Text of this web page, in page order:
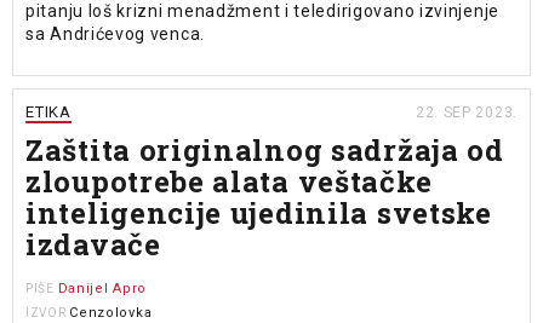
pitanju loš krizni menadžment i teledirigovano izvinjenje
sa Andrićevog venca.
ETIKA 22. SEP 2023.
Zaštita originalnog sadržaja od
zloupotrebe alata veštačke
inteligencije ujedinila svetske
izdavače
PIŠE Danijel Apro
IZVOR Cenzolovka